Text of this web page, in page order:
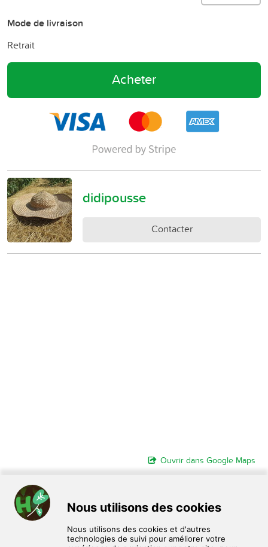
Mode de livraison
Retrait
Acheter
didipousse
Contacter
Ouvrir dans Google Maps